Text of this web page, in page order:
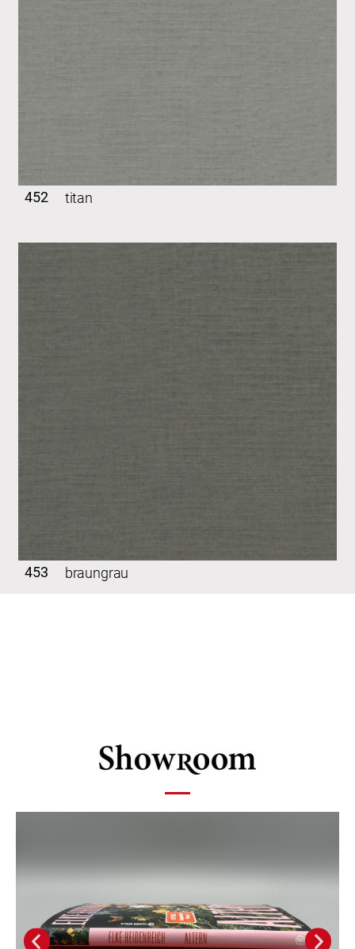
452 titan
453 braungrau